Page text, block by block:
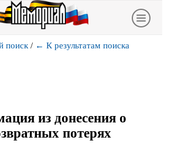
поиск / ← К результатам поиска
из донесения о
потерях